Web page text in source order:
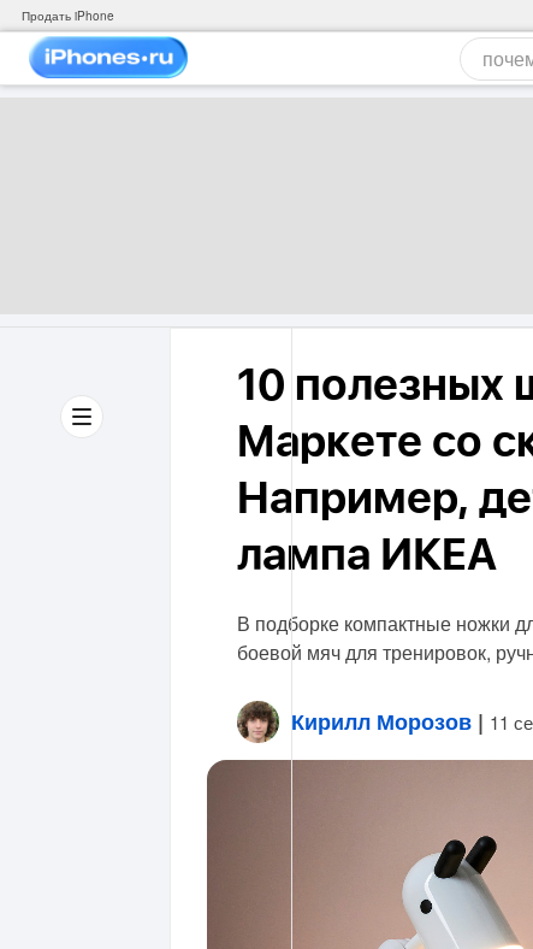
Продать iPhone
10 полезных
Маркете со
Например,
лампа ИКЕА
В подборке компактные ножки
боевой мяч для тренировок,
Кирилл Морозов | 11